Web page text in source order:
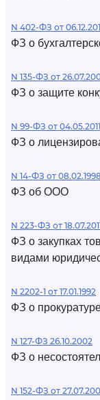
N 402-ФЗ от
ФЗ о
N 135-ФЗ от
ФЗ о защите
N 99-ФЗ от 04.05.2011
ФЗ о
N 14-ФЗ от
ФЗ об ООО
N 223-ФЗ от
ФЗ о закупках
видами
N 2202-1 от 17.01.1992
ФЗ о
N 127-ФЗ 26.10.2002
ФЗ о
N 152-ФЗ от